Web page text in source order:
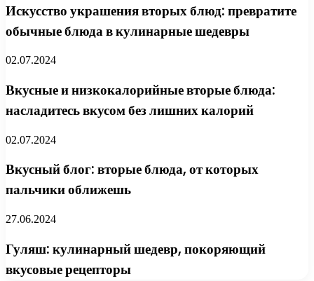
Искусство украшения вторых блюд: превратите
обычные блюда в кулинарные шедевры
02.07.2024
Вкусные и низкокалорийные вторые блюда:
насладитесь вкусом без лишних калорий
02.07.2024
Вкусный блог: вторые блюда, от которых
пальчики оближешь
27.06.2024
Гуляш: кулинарный шедевр, покоряющий
вкусовые рецепторы